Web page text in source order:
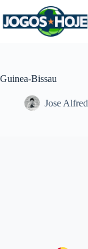
para
o
Guinea-Bissau
Jose